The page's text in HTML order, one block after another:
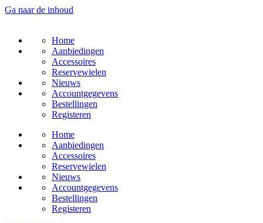
Ga naar de inhoud
Home
Aanbiedingen
Accessoires
Reservewielen
Nieuws
Accountgegevens
Bestellingen
Registeren
Home
Aanbiedingen
Accessoires
Reservewielen
Nieuws
Accountgegevens
Bestellingen
Registeren